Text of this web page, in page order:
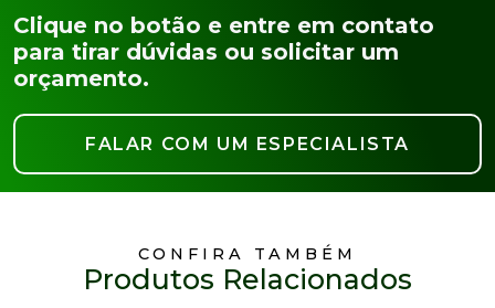
Clique no botão e entre em contato
para tirar dúvidas ou solicitar um
orçamento.
FALAR COM UM ESPECIALISTA
CONFIRA TAMBÉM
Produtos Relacionados